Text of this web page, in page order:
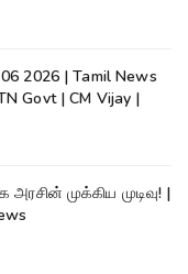
2026 | Tamil News
Govt | CM Vijay |
அரசின் முக்கிய முடிவு! |